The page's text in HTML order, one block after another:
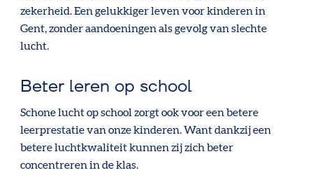
zekerheid. Een gelukkiger leven voor kinderen in
Gent, zonder aandoeningen als gevolg van slechte
lucht.
Beter leren op school
Schone lucht op school zorgt ook voor een betere
leerprestatie van onze kinderen. Want dankzij een
betere luchtkwaliteit kunnen zij zich beter
concentreren in de klas.